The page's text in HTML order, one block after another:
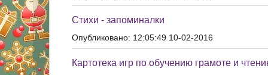
Стихи - запоминалки
Опубликовано: 12:05:49 10-02-2016
Картотека игр по обучению грамоте и